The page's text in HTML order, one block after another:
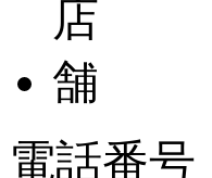
電話番号